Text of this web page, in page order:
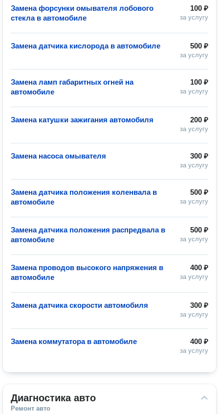
100 ₽
за услугу
Замена форсунки омывателя лобового
стекла в автомобиле
500 ₽
за услугу
Замена датчика кислорода в автомобиле
100 ₽
за услугу
Замена ламп габаритных огней на
автомобиле
200 ₽
за услугу
Замена катушки зажигания автомобиля
300 ₽
за услугу
Замена насоса омывателя
500 ₽
за услугу
Замена датчика положения коленвала в
автомобиле
500 ₽
за услугу
Замена датчика положения распредвала в
автомобиле
400 ₽
за услугу
Замена проводов высокого напряжения в
автомобиле
300 ₽
за услугу
Замена датчика скорости автомобиля
400 ₽
за услугу
Замена коммутатора в автомобиле
Диагностика авто
Ремонт авто